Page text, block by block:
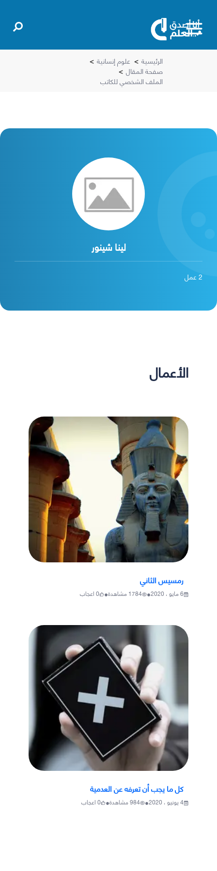
الرئيسية > علوم إنسانية >
صفحة المقال >
الملف الشخصي للكاتب
لينا شينور
2عمل
الأعمال
رمسيس الثاني
6 مايو ، 2020 •
1784مشاهدة•
0اعجاب
كل ما يجب أن تعرفه عن العدمية
4 يونيو ، 2020 •
984مشاهدة•
0اعجاب